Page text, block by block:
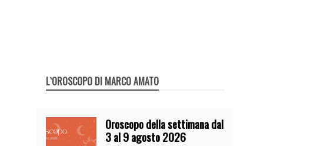
L`OROSCOPO DI MARCO AMATO
Oroscopo della settimana dal
3 al 9 agosto 2026